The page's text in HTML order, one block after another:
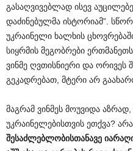
გასაღვივებლად ისევ
დაძინებულმა ისტორიამ”.
უკრაინელი ხალხის
სიყრმის მეგობრები
ვინმე ღვთისნიერი და ორივეს
გეკადრებათ, მტერი არ
მაგრამ ვინმეს მოუვიდა
უკრაინელებისთვის ეთქვა?
შესაძლებლობისთანავე